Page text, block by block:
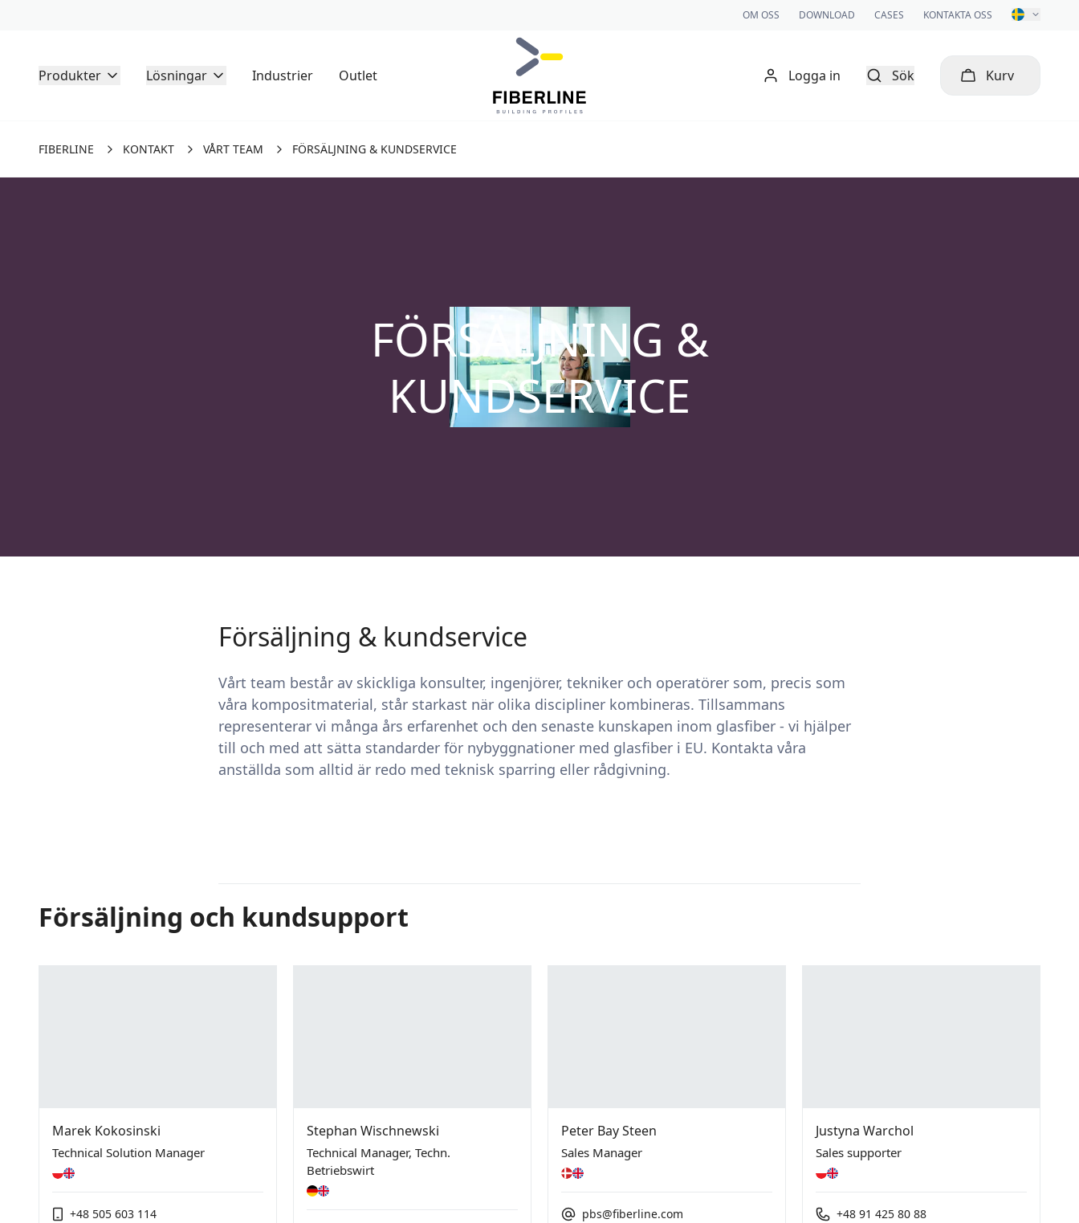
OM OSS DOWNLOAD CASES KONTAKTA OSS
Produkter Lösningar Industrier Outlet Logga in Sök Kurv
FIBERLINE KONTAKT VÅRT TEAM FÖRSÄLJNING & KUNDSERVICE
FÖRSÄLJNING &
KUNDSERVICE
Försäljning & kundservice
Vårt team består av skickliga konsulter, ingenjörer, tekniker och operatörer som, precis som
våra kompositmaterial, står starkast när olika discipliner kombineras. Tillsammans
representerar vi många års erfarenhet och den senaste kunskapen inom glasfiber - vi hjälper
till och med att sätta standarder för nybyggnationer med glasfiber i EU. Kontakta våra
anställda som alltid är redo med teknisk sparring eller rådgivning.
Försäljning och kundsupport
Marek Kokosinski
Technical Solution Manager
+48 505 603 114
Stephan Wischnewski
Technical Manager, Techn.
Betriebswirt
Peter Bay Steen
Sales Manager
pbs@fiberline.com
Justyna Warchol
Sales supporter
+48 91 425 80 88